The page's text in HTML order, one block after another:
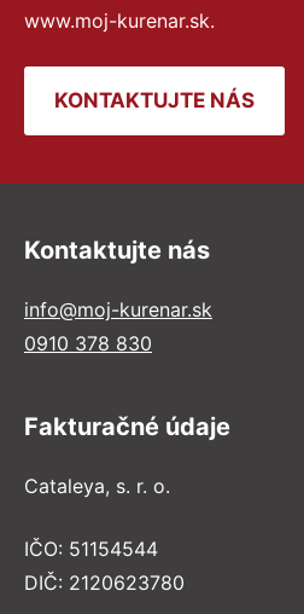
www.moj-kurenar.sk.
KONTAKTUJTE NÁS
Kontaktujte nás
info@moj-kurenar.sk
0910 378 830
Fakturačné údaje
Cataleya, s. r. o.
IČO: 51154544
DIČ: 2120623780